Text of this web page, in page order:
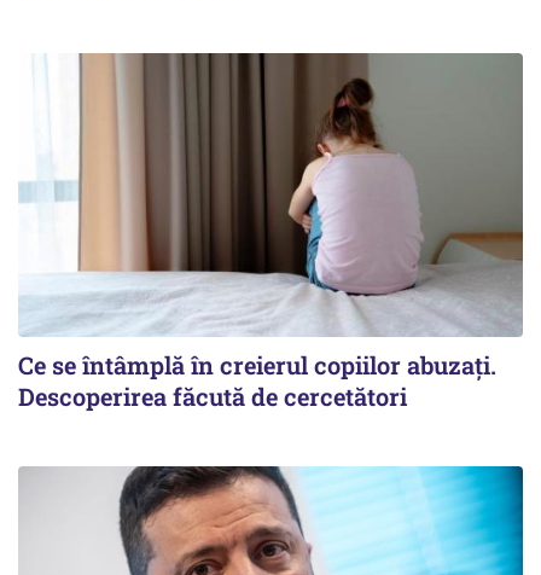
Ce se întâmplă în creierul copiilor abuzați.
Descoperirea făcută de cercetători